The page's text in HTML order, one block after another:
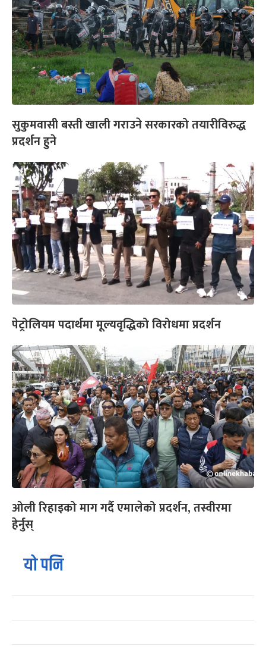
सुकुमवासी बस्ती खाली गराउने सरकारको तयारीविरुद्ध
प्रदर्शन हुने
पेट्रोलियम पदार्थमा मूल्यवृद्धिको विरोधमा प्रदर्शन
ओली रिहाइको माग गर्दै एमालेको प्रदर्शन, तस्वीरमा
हेर्नुस्
यो पनि